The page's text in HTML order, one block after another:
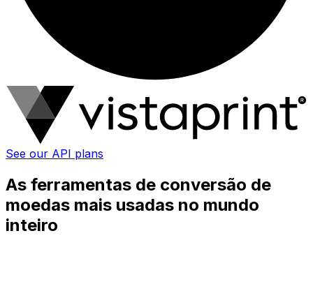
See our API plans
As ferramentas de conversão de
moedas mais usadas no mundo
inteiro